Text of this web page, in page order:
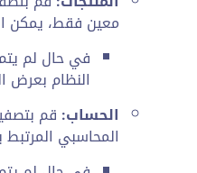
معين فقط، يمكن
في حال لم
النظام بعرض
الحساب: قم
المحاسبي المرتبط